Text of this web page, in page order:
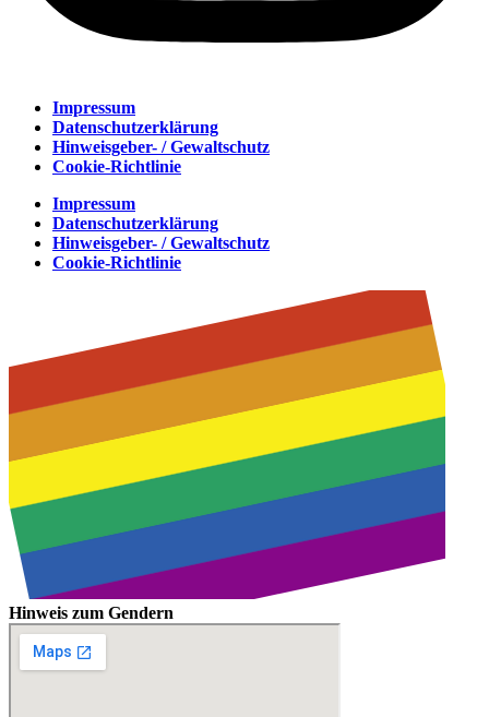
Impressum
Datenschutzerklärung
Hinweisgeber- / Gewaltschutz
Cookie-Richtlinie
Impressum
Datenschutzerklärung
Hinweisgeber- / Gewaltschutz
Cookie-Richtlinie
Hinweis zum Gendern